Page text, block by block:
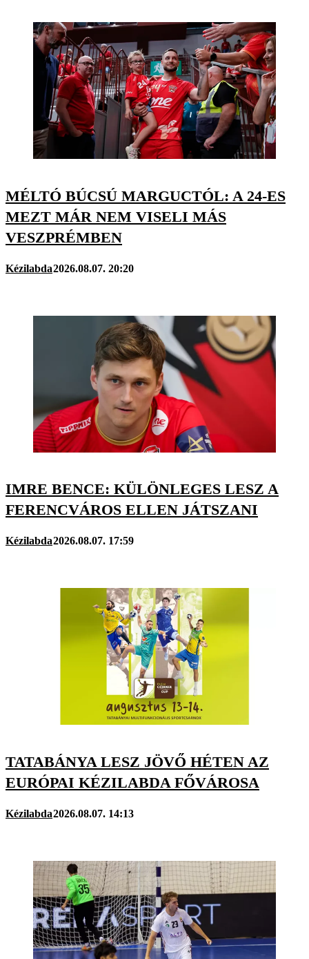
MÉLTÓ BÚCSÚ MARGUCTÓL: A 24-ES
MEZT MÁR NEM VISELI MÁS
VESZPRÉMBEN
Kézilabda2026.08.07. 20:20
IMRE BENCE: KÜLÖNLEGES LESZ A
FERENCVÁROS ELLEN JÁTSZANI
Kézilabda2026.08.07. 17:59
TATABÁNYA LESZ JÖVŐ HÉTEN AZ
EURÓPAI KÉZILABDA FŐVÁROSA
Kézilabda2026.08.07. 14:13